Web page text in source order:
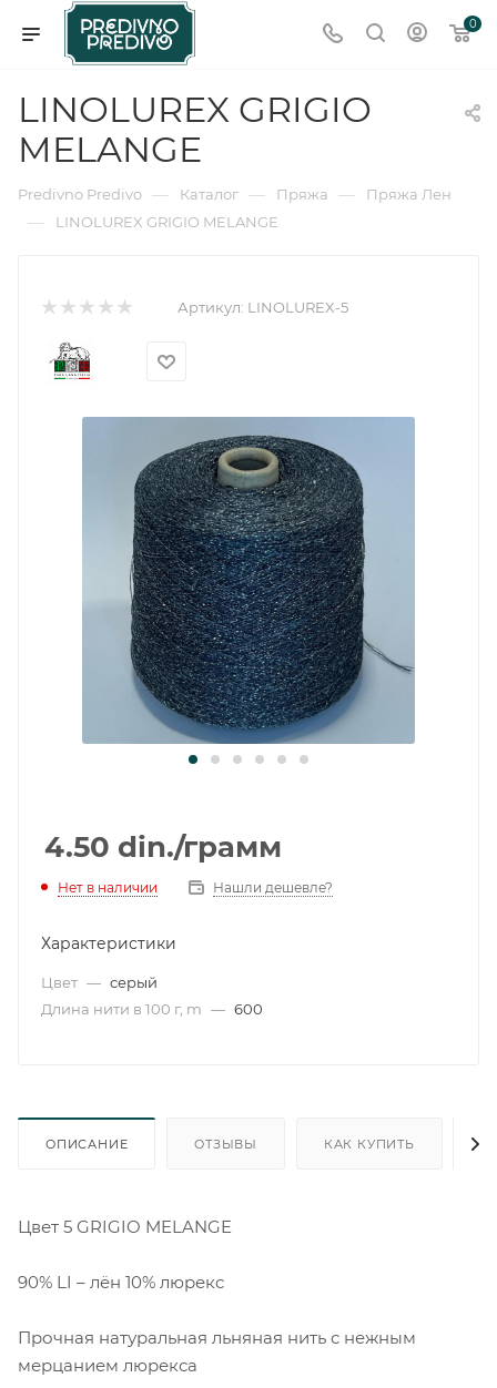
0
LINOLUREX GRIGIO
MELANGE
Predivno Predivo — Каталог — Пряжа — Пряжа Лен
— LINOLUREX GRIGIO MELANGE
Артикул: LINOLUREX-5
4.50 din./грамм
Нет в наличии Нашли дешевле?
Характеристики
Цвет — серый
Длина нити в 100 г, m — 600
ОПИСАНИЕ ОТЗЫВЫ КАК КУПИТЬ
Цвет 5 GRIGIO MELANGE
90% LI – лён 10% люрекс
Прочная натуральная льняная нить с нежным
мерцанием люрекса